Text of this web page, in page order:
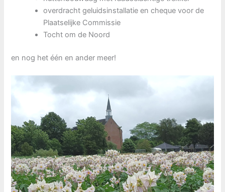
overdracht geluidsinstallatie en cheque voor de
Plaatselijke Commissie
Tocht om de Noord
en nog het één en ander meer!